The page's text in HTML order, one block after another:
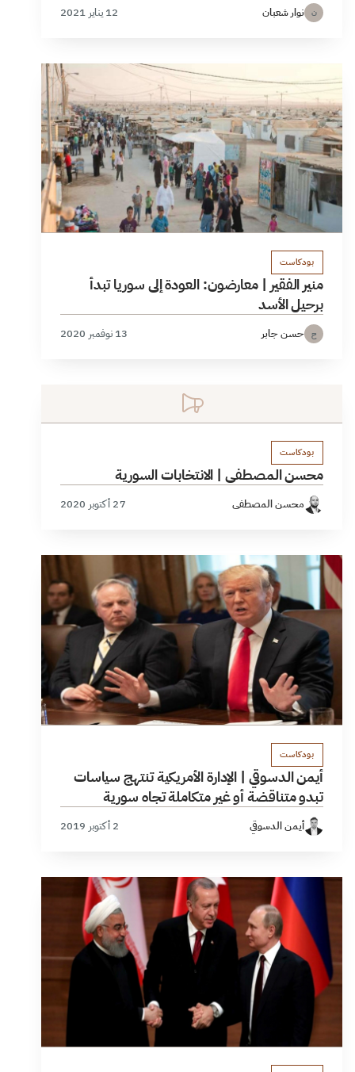
ن نوار شعبان 12 يناير 2021
بودكاست
منير الفقير | معارضون: العودة إلى سوريا تبدأ
برحيل الأسد
ح حسن جابر 13 نوفمبر 2020
بودكاست
محسن المصطفى | الانتخابات السورية
محسن المصطفى 27 أكتوبر 2020
بودكاست
أيمن الدسوقي | الإدارة الأمريكية تنتهج سياسات
تبدو متناقضة أو غير متكاملة تجاه سورية
أيمن الدسوقي 2 أكتوبر 2019